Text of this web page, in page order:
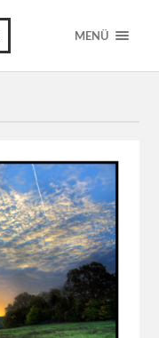
MENÜ